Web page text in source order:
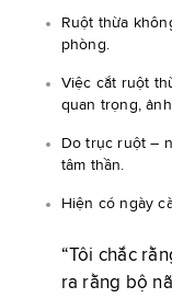
Ruột thừa
phòng.
Việc cắt ruột
quan trọng,
Do trục ruột –
tâm thần.
Hiện có ngày
“Tôi chắc
ra rằng bộ